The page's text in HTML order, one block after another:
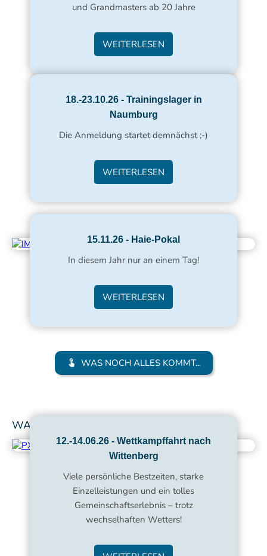
und Grandmasters ab 20 Jahre
WEITERLESEN
18.-23.10.26 - Trainingslager in
Naumburg
Die Anmeldung startet demnächst ;-)
WEITERLESEN
15.11.26 - Haie-Pokal
In diesem Jahr nur an einem Tag!
WEITERLESEN
WAS NOCH ALLES KOMMT...
WAS WAR...
12.-14.06.26 - Wettkampffahrt nach
Wittenberg
Viele persönliche Bestzeiten, starke
Einzelleistungen und ein tolles
Gemeinschaftserlebnis – trotz
wechselhaften Wetters!